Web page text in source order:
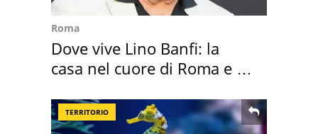
Roma
Dove vive Lino Banfi: la
casa nel cuore di Roma e i
TERRITORIO